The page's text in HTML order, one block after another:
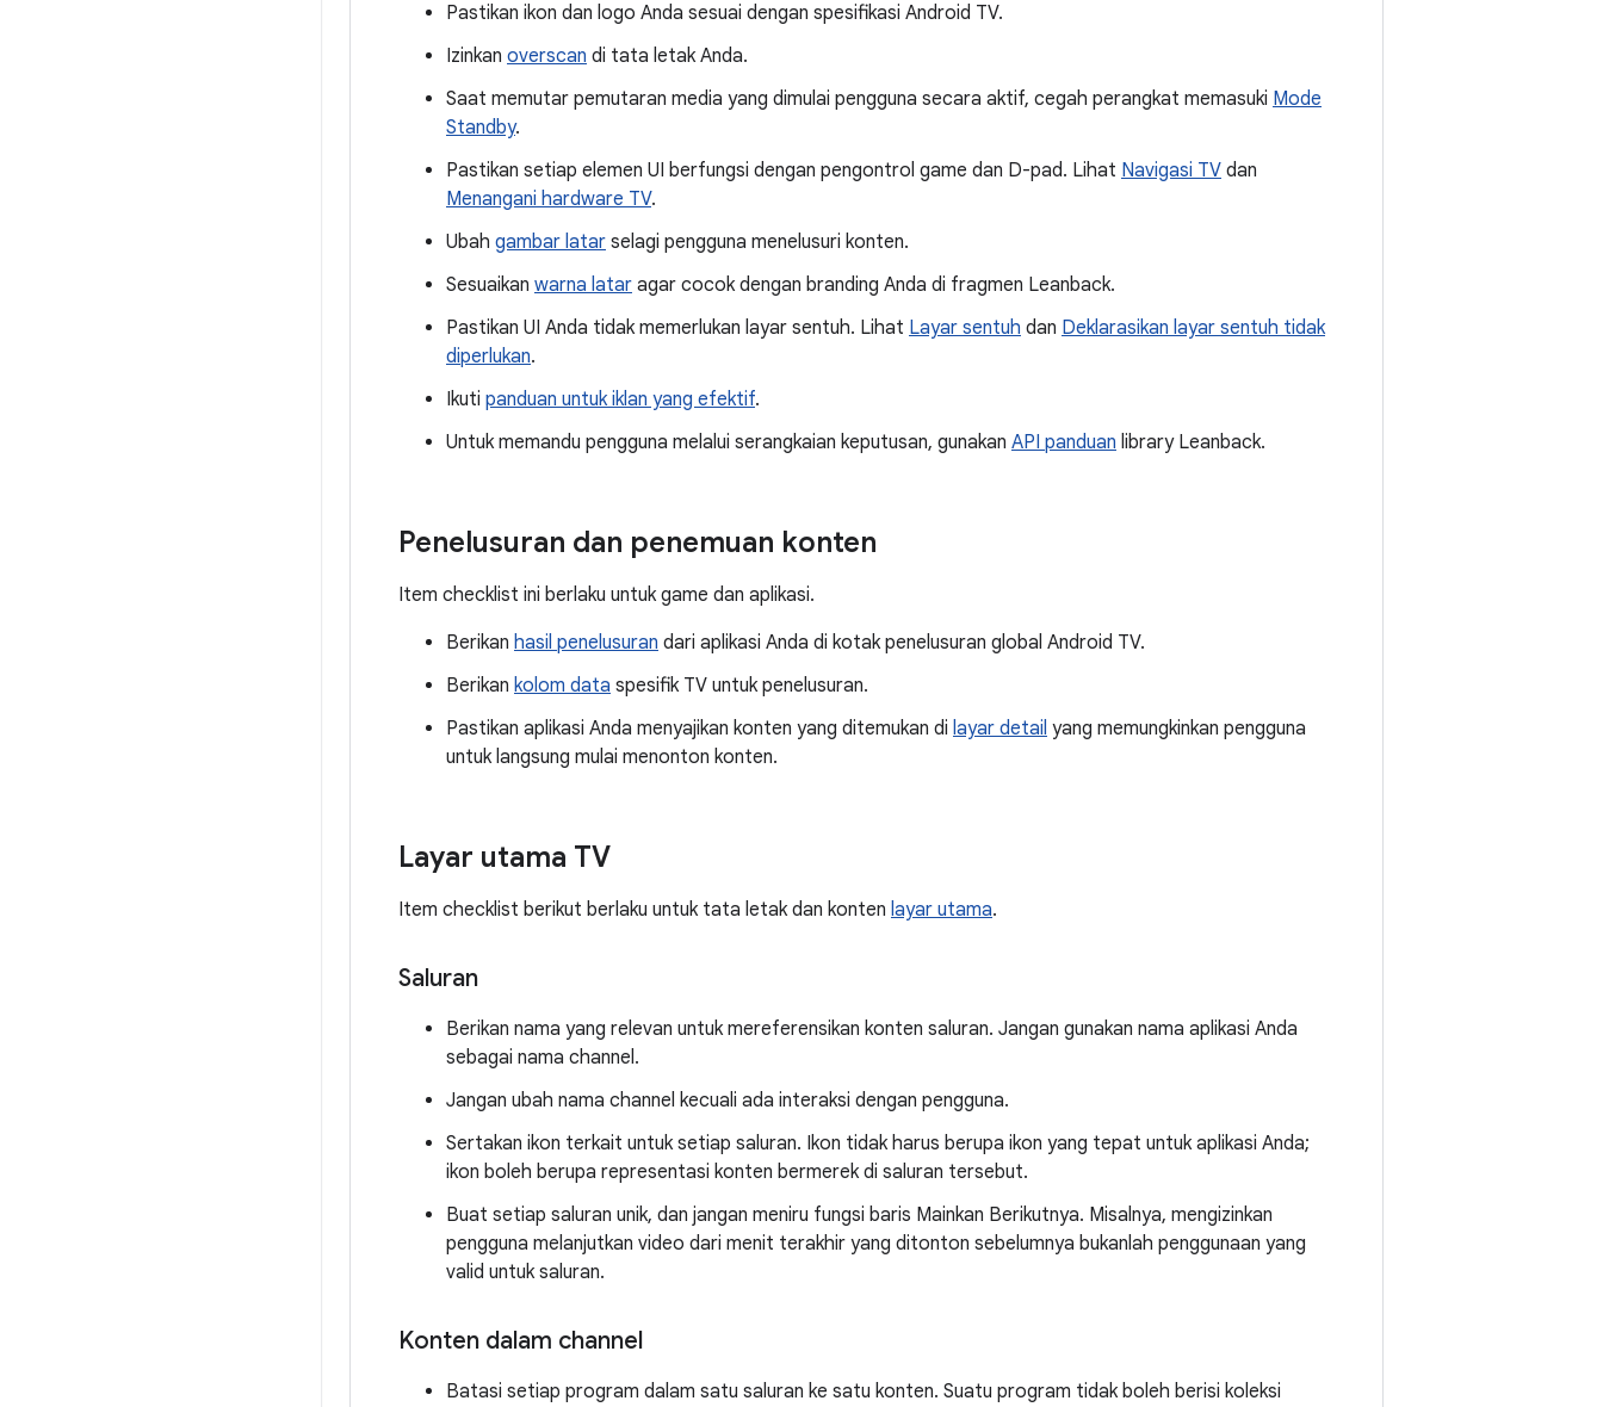
Pastikan ikon dan logo Anda sesuai dengan spesifikasi Android TV.
Izinkan overscan di tata letak Anda.
Saat memutar pemutaran media yang dimulai pengguna secara aktif, cegah perangkat memasuki Mode
Standby.
Pastikan setiap elemen UI berfungsi dengan pengontrol game dan D-pad. Lihat Navigasi TV dan
Menangani hardware TV.
Ubah gambar latar selagi pengguna menelusuri konten.
Sesuaikan warna latar agar cocok dengan branding Anda di fragmen Leanback.
Pastikan UI Anda tidak memerlukan layar sentuh. Lihat Layar sentuh dan Deklarasikan layar sentuh tidak
diperlukan.
Ikuti panduan untuk iklan yang efektif.
Untuk memandu pengguna melalui serangkaian keputusan, gunakan API panduan library Leanback.
Penelusuran dan penemuan konten
Item checklist ini berlaku untuk game dan aplikasi.
Berikan hasil penelusuran dari aplikasi Anda di kotak penelusuran global Android TV.
Berikan kolom data spesifik TV untuk penelusuran.
Pastikan aplikasi Anda menyajikan konten yang ditemukan di layar detail yang memungkinkan pengguna
untuk langsung mulai menonton konten.
Layar utama TV
Item checklist berikut berlaku untuk tata letak dan konten layar utama.
Saluran
Berikan nama yang relevan untuk mereferensikan konten saluran. Jangan gunakan nama aplikasi Anda
sebagai nama channel.
Jangan ubah nama channel kecuali ada interaksi dengan pengguna.
Sertakan ikon terkait untuk setiap saluran. Ikon tidak harus berupa ikon yang tepat untuk aplikasi Anda;
ikon boleh berupa representasi konten bermerek di saluran tersebut.
Buat setiap saluran unik, dan jangan meniru fungsi baris Mainkan Berikutnya. Misalnya, mengizinkan
pengguna melanjutkan video dari menit terakhir yang ditonton sebelumnya bukanlah penggunaan yang
valid untuk saluran.
Konten dalam channel
Batasi setiap program dalam satu saluran ke satu konten. Suatu program tidak boleh berisi koleksi